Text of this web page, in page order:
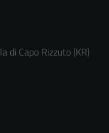
di Capo Rizzuto (KR)